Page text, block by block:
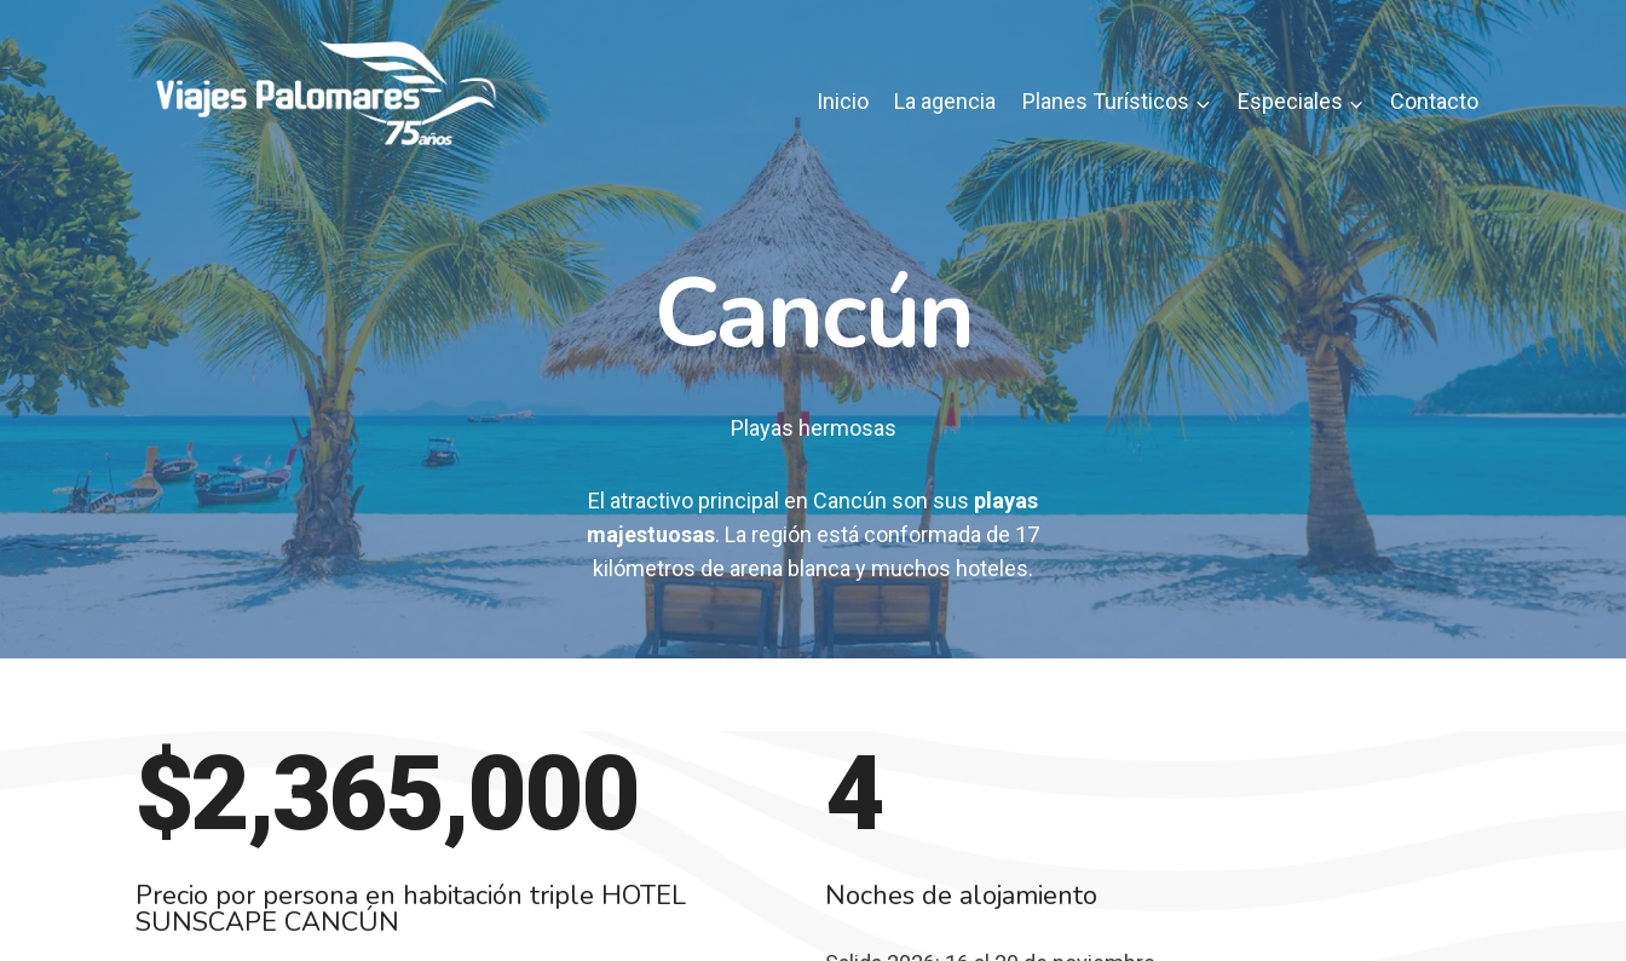
Inicio La agencia Planes Turísticos Especiales Contacto
Cancún
Playas hermosas
El atractivo principal en Cancún son sus playas
majestuosas. La región está conformada de 17
kilómetros de arena blanca y muchos hoteles.
$2,365,000
Precio por persona en habitación triple HOTEL
SUNSCAPE CANCÚN
4
Noches de alojamiento